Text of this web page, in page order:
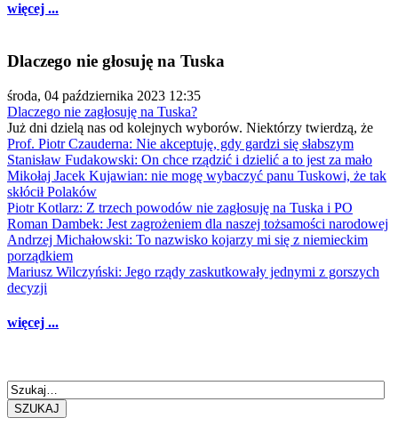
więcej ...
Dlaczego nie głosuję na Tuska
środa, 04 października 2023 12:35
Dlaczego nie zagłosuję na Tuska?
Już dni dzielą nas od kolejnych wyborów. Niektórzy twierdzą, że
Prof. Piotr Czauderna: Nie akceptuję, gdy gardzi się słabszym
Stanisław Fudakowski: On chce rządzić i dzielić a to jest za mało
Mikołaj Jacek Kujawian: nie mogę wybaczyć panu Tuskowi, że tak
skłócił Polaków
Piotr Kotlarz: Z trzech powodów nie zagłosuję na Tuska i PO
Roman Dambek: Jest zagrożeniem dla naszej tożsamości narodowej
Andrzej Michałowski: To nazwisko kojarzy mi się z niemieckim
porządkiem
Mariusz Wilczyński: Jego rządy zaskutkowały jednymi z gorszych
decyzji
więcej ...
SZUKAJ